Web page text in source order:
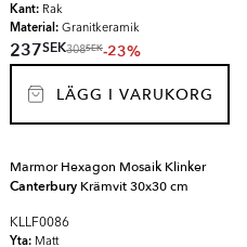
Kant: Rak
Material: Granitkeramik
237SEK308SEK-23%
LÄGG I VARUKORG
Marmor Hexagon Mosaik Klinker
Canterbury Krämvit 30x30 cm
KLLF0086
Yta: Matt